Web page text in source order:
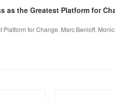
as the Greatest Platform for
for Change. Marc Benioff,